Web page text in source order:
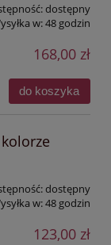
dostępny
w:48 godzin
168,00 zł
do koszyka
dostępny
w:48 godzin
123,00 zł